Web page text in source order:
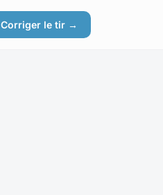
Corriger le tir →